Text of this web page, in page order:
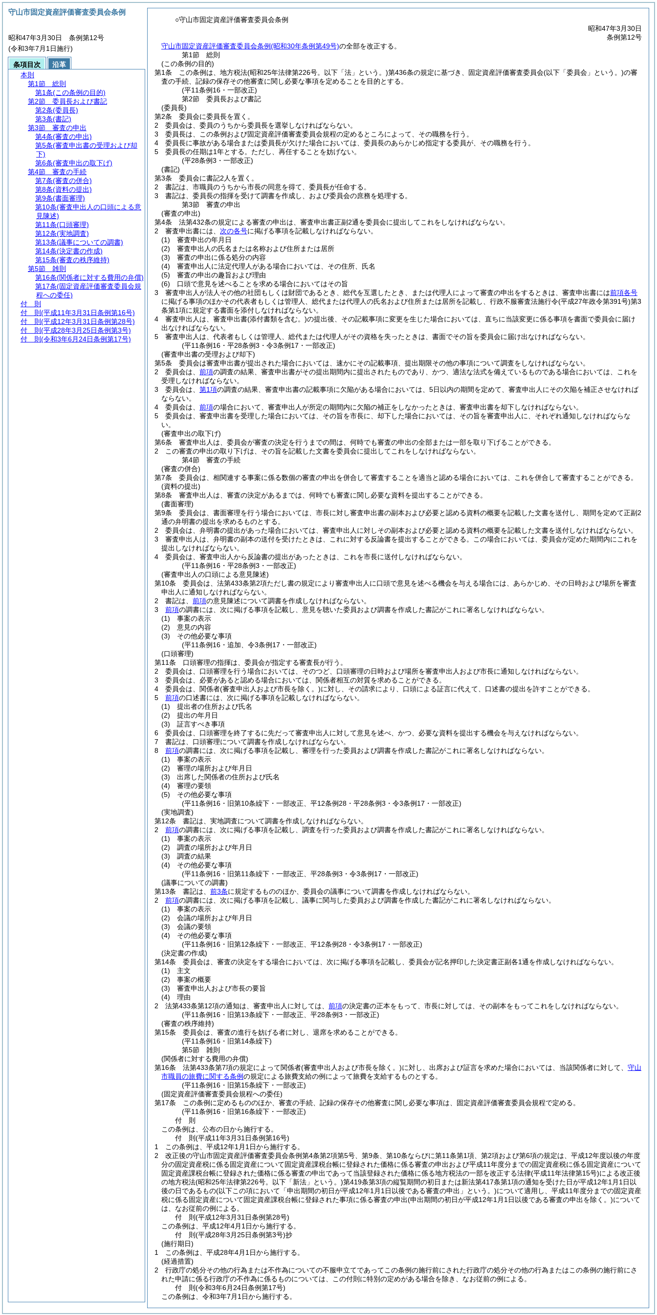
○守山市固定資産評価審査委員会条例
昭和47年3月30日
条例第12号
守山市固定資産評価審査委員会条例(昭和30年条例第49号)の全部を改正する。
第1節
総則
(この条例の目的)
第1条
この条例は、地方税法(昭和25年法律第226号。以下「法」という。)第436条の規定に基づき、固定資産評価審査委員会(以下「委員会」という。)の審
査の手続、記録の保存その他審査に関し必要な事項を定めることを目的とする。
(平11条例16・一部改正)
第2節
委員長および書記
(委員長)
第2条
委員会に委員長を置く。
2
委員会は、委員のうちから委員長を選挙しなければならない。
3
委員長は、この条例および固定資産評価審査委員会規程の定めるところによって、その職務を行う。
4
委員長に事故がある場合または委員長が欠けた場合においては、委員長のあらかじめ指定する委員が、その職務を行う。
5
委員長の任期は1年とする。 ただし、再任することを妨げない。
(平28条例3・一部改正)
(書記)
第3条
委員会に書記2人を置く。
2
書記は、市職員のうちから市長の同意を得て、委員長が任命する。
3
書記は、委員長の指揮を受けて調書を作成し、および委員会の庶務を処理する。
第3節
審査の申出
(審査の申出)
第4条
法第432条の規定による審査の申出は、審査申出書正副2通を委員会に提出してこれをしなければならない。
2
審査申出書には、 次の各号に掲げる事項を記載しなければならない。
(1)
審査申出の年月日
(2)
審査申出人の氏名または名称および住所または居所
(3)
審査の申出に係る処分の内容
(4)
審査申出人に法定代理人がある場合においては、その住所、氏名
(5)
審査の申出の趣旨および理由
(6)
口頭で意見を述べることを求める場合においてはその旨
3
審査申出人が法人その他の社団もしくは財団であるとき、総代を互選したとき、または代理人によって審査の申出をするときは、審査申出書には前項各号
に掲げる事項のほかその代表者もしくは管理人、総代または代理人の氏名および住所または居所を記載し、行政不服審査法施行令(平成27年政令第391号)第3
条第1項に規定する書面を添付しなければならない。
4
審査申出人は、審査申出書(添付書類を含む。)の提出後、その記載事項に変更を生じた場合においては、直ちに当該変更に係る事項を書面で委員会に届け
出なければならない。
5
審査申出人は、代表者もしくは管理人、総代または代理人がその資格を失ったときは、書面でその旨を委員会に届け出なければならない。
(平11条例16・平28条例3・令3条例17・一部改正)
(審査申出書の受理および却下)
第5条
委員会は審査申出書が提出された場合においては、速かにその記載事項、提出期限その他の事項について調査をしなければならない。
2
委員会は、 前項の調査の結果、審査申出書がその提出期間内に提出されたものであり、かつ、適法な法式を備えているものである場合においては、これを
受理しなければならない。
3
委員会は、 第1項の調査の結果、審査申出書の記載事項に欠陥がある場合においては、5日以内の期間を定めて、審査申出人にその欠陥を補正させなければ
ならない。
4
委員会は、 前項の場合において、審査申出人が所定の期間内に欠陥の補正をしなかったときは、審査申出書を却下しなければならない。
5
委員会は、審査申出書を受理した場合においては、その旨を市長に、却下した場合においては、その旨を審査申出人に、それぞれ通知しなければならな
い。
(審査申出の取下げ)
第6条
審査申出人は、委員会が審査の決定を行うまでの間は、何時でも審査の申出の全部または一部を取り下げることができる。
2
この審査の申出の取り下げは、その旨を記載した文書を委員会に提出してこれをしなければならない。
第4節
審査の手続
(審査の併合)
第7条
委員会は、相関連する事案に係る数個の審査の申出を併合して審査することを適当と認める場合においては、これを併合して審査することができる。
(資料の提出)
第8条
審査申出人は、審査の決定があるまでは、何時でも審査に関し必要な資料を提出することができる。
(書面審理)
第9条
委員会は、書面審理を行う場合においては、市長に対し審査申出書の副本および必要と認める資料の概要を記載した文書を送付し、期間を定めて正副2
通の弁明書の提出を求めるものとする。
2
委員会は、弁明書の提出があった場合においては、審査申出人に対しその副本および必要と認める資料の概要を記載した文書を送付しなければならない。
3
審査申出人は、弁明書の副本の送付を受けたときは、これに対する反論書を提出することができる。
この場合においては、委員会が定めた期間内にこれを
提出しなければならない。
4
委員会は、審査申出人から反論書の提出があったときは、これを市長に送付しなければならない。
(平11条例16・平28条例3・一部改正)
(審査申出人の口頭による意見陳述)
第10条
委員会は、法第433条第2項ただし書の規定により審査申出人に口頭で意見を述べる機会を与える場合には、あらかじめ、その日時および場所を審査
申出人に通知しなければならない。
2
書記は、 前項の意見陳述について調書を作成しなければならない。
3
前項の調書には、次に掲げる事項を記載し、意見を聴いた委員および調書を作成した書記がこれに署名しなければならない。
(1)
事案の表示
(2)
意見の内容
(3)
その他必要な事項
(平11条例16・追加、令3条例17・一部改正)
(口頭審理)
第11条
口頭審理の指揮は、委員会が指定する審査長が行う。
2
委員会は、口頭審理を行う場合においては、そのつど、口頭審理の日時および場所を審査申出人および市長に通知しなければならない。
3
委員会は、必要があると認める場合においては、関係者相互の対質を求めることができる。
4
委員会は、関係者(審査申出人および市長を除く。)に対し、その請求により、口頭による証言に代えて、口述書の提出を許すことができる。
5
前項の口述書には、次に掲げる事項を記載しなければならない。
(1)
提出者の住所および氏名
(2)
提出の年月日
(3)
証言すべき事項
6
委員会は、口頭審理を終了するに先だって審査申出人に対して意見を述べ、かつ、必要な資料を提出する機会を与えなければならない。
7
書記は、口頭審理について調書を作成しなければならない。
8
前項の調書には、次に掲げる事項を記載し、審理を行った委員および調書を作成した書記がこれに署名しなければならない。
(1)
事案の表示
(2)
審理の場所および年月日
(3)
出席した関係者の住所および氏名
(4)
審理の要領
(5)
その他必要な事項
(平11条例16・旧第10条繰下・一部改正、平12条例28・平28条例3・令3条例17・一部改正)
(実地調査)
第12条
書記は、実地調査について調書を作成しなければならない。
2
前項の調書には、次に掲げる事項を記載し、調査を行った委員および調書を作成した書記がこれに署名しなければならない。
(1)
事案の表示
(2)
調査の場所および年月日
(3)
調査の結果
(4)
その他必要な事項
(平11条例16・旧第11条繰下・一部改正、平28条例3・令3条例17・一部改正)
(議事についての調書)
第13条
書記は、 前3条に規定するもののほか、委員会の議事について調書を作成しなければならない。
2
前項の調書には、次に掲げる事項を記載し、議事に関与した委員および調書を作成した書記がこれに署名しなければならない。
(1)
事案の表示
(2)
会議の場所および年月日
(3)
会議の要領
(4)
その他必要な事項
(平11条例16・旧第12条繰下・一部改正、平12条例28・令3条例17・一部改正)
(決定書の作成)
第14条
委員会は、審査の決定をする場合においては、次に掲げる事項を記載し、委員会が記名押印した決定書正副各1通を作成しなければならない。
(1)
主文
(2)
事案の概要
(3)
審査申出人および市長の要旨
(4)
理由
2
法第433条第12項の通知は、審査申出人に対しては、 前項の決定書の正本をもって、市長に対しては、その副本をもってこれをしなければならない。
(平11条例16・旧第13条繰下・一部改正、平28条例3・一部改正)
(審査の秩序維持)
第15条
委員会は、審査の進行を妨げる者に対し、退席を求めることができる。
(平11条例16・旧第14条繰下)
第5節
雑則
(関係者に対する費用の弁償)
第16条
法第433条第7項の規定によって関係者(審査申出人および市長を除く。)に対し、出席および証言を求めた場合においては、当該関係者に対して、 守山
市職員の旅費に関する条例の規定による旅費支給の例によって旅費を支給するものとする。
(平11条例16・旧第15条繰下・一部改正)
(固定資産評価審査委員会規程への委任)
第17条
この条例に定めるもののほか、審査の手続、記録の保存その他審査に関し必要な事項は、固定資産評価審査委員会規程で定める。
(平11条例16・旧第16条繰下・一部改正)
付 則
この条例は、公布の日から施行する。
付 則(平成11年3月31日条例第16号)
1
この条例は、平成12年1月1日から施行する。
2
改正後の守山市固定資産評価審査委員会条例第4条第2項第5号、第9条、第10条ならびに第11条第1項、第2項および第6項の規定は、平成12年度以後の年度
分の固定資産税に係る固定資産について固定資産課税台帳に登録された価格に係る審査の申出および平成11年度分までの固定資産税に係る固定資産について
固定資産課税台帳に登録された価格に係る審査の申出であって当該登録された価格に係る地方税法の一部を改正する法律(平成11年法律第15号)による改正後
の地方税法(昭和25年法律第226号。以下「新法」という。)第419条第3項の縦覧期間の初日または新法第417条第1項の通知を受けた日が平成12年1月1日以
後の日であるもの(以下この項において「申出期間の初日が平成12年1月1日以後である審査の申出」という。)について適用し、平成11年度分までの固定資産
税に係る固定資産について固定資産課税台帳に登録された事項に係る審査の申出(申出期間の初日が平成12年1月1日以後である審査の申出を除く。)について
は、なお従前の例による。
付 則(平成12年3月31日条例第28号)
この条例は、平成12年4月1日から施行する。
付 則(平成28年3月25日条例第3号)抄
(施行期日)
1
この条例は、平成28年4月1日から施行する。
(経過措置)
2
行政庁の処分その他の行為または不作為についての不服申立てであってこの条例の施行前にされた行政庁の処分その他の行為またはこの条例の施行前にさ
れた申請に係る行政庁の不作為に係るものについては、この付則に特別の定めがある場合を除き、なお従前の例による。
付 則(令和3年6月24日条例第17号)
この条例は、令和3年7月1日から施行する。
守山市固定資産評価審査委員会条例
昭和47年3月30日 条例第12号
(令和3年7月1日施行)
条項目次
沿革
本則
第1節
総則
第1条(この条例の目的)
第2節
委員長および書記
第2条(委員長)
第3条(書記)
第3節
審査の申出
第4条(審査の申出)
第5条(審査申出書の受理および却
下)
第6条(審査申出の取下げ)
第4節
審査の手続
第7条(審査の併合)
第8条(資料の提出)
第9条(書面審理)
第10条(審査申出人の口頭による意
見陳述)
第11条(口頭審理)
第12条(実地調査)
第13条(議事についての調書)
第14条(決定書の作成)
第15条(審査の秩序維持)
第5節
雑則
第16条(関係者に対する費用の弁償)
第17条(固定資産評価審査委員会規
程への委任)
付 則
付 則 (平成11年3月31日条例第16号)
付 則 (平成12年3月31日条例第28号)
付 則 (平成28年3月25日条例第3号)
付 則 (令和3年6月24日条例第17号)